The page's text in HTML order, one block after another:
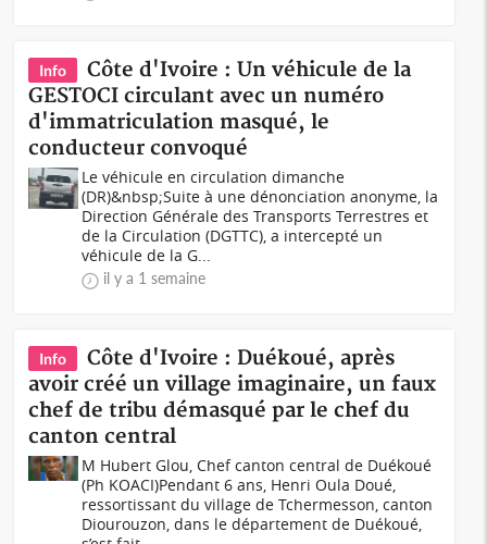
Info
Côte d'Ivoire : Un véhicule de la
GESTOCI circulant avec un numéro
d'immatriculation masqué, le
conducteur convoqué
Le véhicule en circulation dimanche
(DR)&nbsp;Suite à une dénonciation anonyme, la
Direction Générale des Transports Terrestres et
de la Circulation (DGTTC), a intercepté un
véhicule de la G...
il y a 1 semaine
Info
Côte d'Ivoire : Duékoué, après
avoir créé un village imaginaire, un faux
chef de tribu démasqué par le chef du
canton central
M Hubert Glou, Chef canton central de Duékoué
(Ph KOACI)Pendant 6 ans, Henri Oula Doué,
ressortissant du village de Tchermesson, canton
Diourouzon, dans le département de Duékoué,